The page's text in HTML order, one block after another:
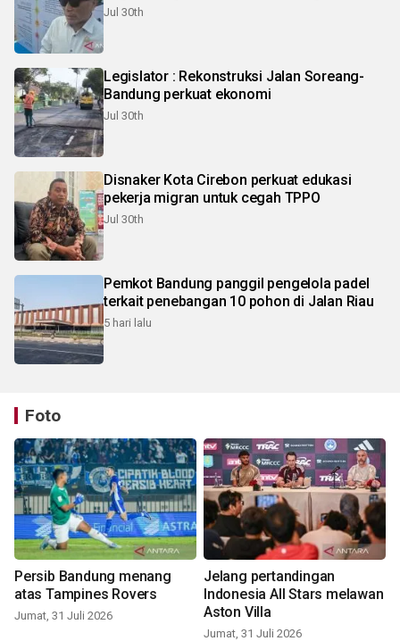
Jul 30th
Legislator : Rekonstruksi Jalan Soreang-
Bandung perkuat ekonomi
Jul 30th
Disnaker Kota Cirebon perkuat edukasi
pekerja migran untuk cegah TPPO
Jul 30th
Pemkot Bandung panggil pengelola padel
terkait penebangan 10 pohon di Jalan Riau
5 hari lalu
Foto
Persib Bandung menang
atas Tampines Rovers
Jumat, 31 Juli 2026
Jelang pertandingan
Indonesia All Stars melawan
Aston Villa
Jumat, 31 Juli 2026